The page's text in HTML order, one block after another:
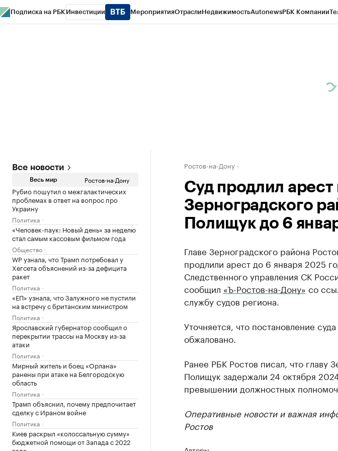
Подписка на РБК Инвестиции МероприятияОтраслиНедвижимостьAutonewsРБК Компании
Все новости
Весь мир Ростов-на-Дону
Рубио пошутил о межгалактических
проблемах в ответ на вопрос про
Украину
Политика
«Человек-паук: Новый день» за неделю
стал самым кассовым фильмом года
Общество
WP узнала, что Трамп потребовал у
Хегсета объяснений из-за дефицита
ракет
Политика
«ЕП» узнала, что Залужного не пустили
на встречу с британским министром
Политика
Ярославский губернатор сообщил о
перекрытии трассы на Москву из-за
атаки
Политика
Мирный житель и боец «Орлана»
ранены при атаке на Белгородскую
область
Политика
Трамп объяснил, почему предпочитает
сделку с Ираном войне
Политика
Киев раскрыл «колоссальную сумму»
бюджетной помощи от Запада с 2022
Ростов-на-Дону
Суд продлил арест
Зерноградского
Полищук до 6
Главе Зерноградского района
продлили арест до 6 января 2025
Следственного управления СК
сообщил «Ъ-Ростов-на-Дону» со
службу судов региона.
Уточняется, что постановление
обжаловано.
Ранее РБК Ростов писал, что главу
Полищук задержали 24 октября
превышении должностных
Оперативные новости и важная
Ростов